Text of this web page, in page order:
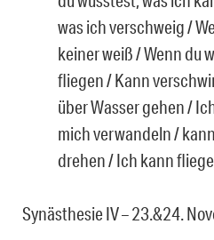
was ich verschweig /
keiner weiß / Wenn du
fliegen / Kann
über Wasser gehen /
mich verwandeln /
drehen / Ich kann
Synästhesie IV – 23.&24.